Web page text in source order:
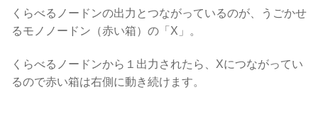
くらべるノードンの出力とつながっているのが、うごかせ
るモノノードン（赤い箱）の「X」。
くらべるノードンから１出力されたら、Xにつながってい
るので赤い箱は右側に動き続けます。